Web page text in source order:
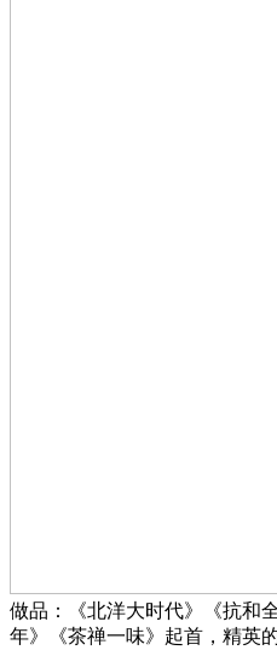
做品：《北洋大时代》《抗和
年》《茶禅一味》起首，精英